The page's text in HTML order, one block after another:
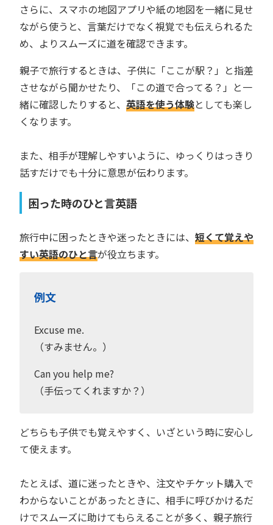
さらに、スマホの地図アプリや紙の地図を一緒に見せ
ながら使うと、言葉だけでなく視覚でも伝えられるた
め、よりスムーズに道を確認できます。
親子で旅行するときは、子供に「ここが駅？」と指差
させながら聞かせたり、「この道で合ってる？」と一
緒に確認したりすると、 英語を使う体験としても楽し
くなります。
また、相手が理解しやすいように、ゆっくりはっきり
話すだけでも十分に意思が伝わります。
困った時のひと言英語
旅行中に困ったときや迷ったときには、 短くて覚えや
すい英語のひと言が役立ちます。
例文
Excuse me.
（すみません。）
Can you help me?
（手伝ってくれますか？）
どちらも子供でも覚えやすく、いざという時に安心し
て使えます。
たとえば、道に迷ったときや、注文やチケット購入で
わからないことがあったときに、相手に呼びかけるだ
けでスムーズに助けてもらえることが多く、親子旅行